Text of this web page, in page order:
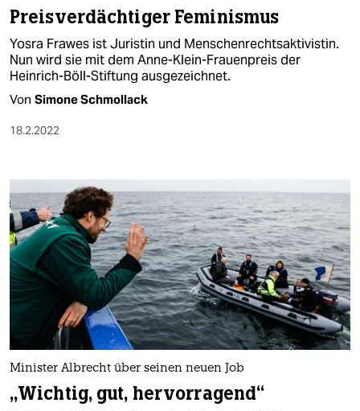
Preisverdächtiger Feminismus
Yosra Frawes ist Juristin und Menschenrechtsaktivistin.
Nun wird sie mit dem Anne-Klein-Frauenpreis der
Heinrich-Böll-Stiftung ausgezeichnet.
Von Simone Schmollack
18.2.2022
Minister Albrecht über seinen neuen Job
„Wichtig, gut, hervorragend“